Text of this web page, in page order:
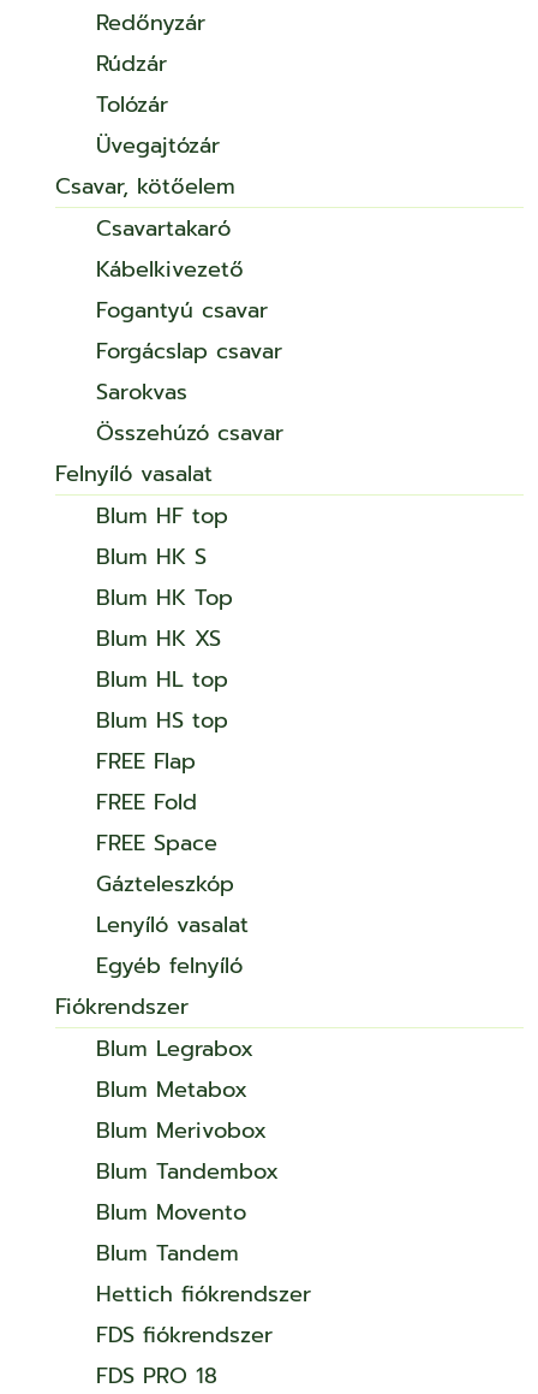
Redőnyzár
Rúdzár
Tolózár
Üvegajtózár
Csavar, kötőelem
Csavartakaró
Kábelkivezető
Fogantyú csavar
Forgácslap csavar
Sarokvas
Összehúzó csavar
Felnyíló vasalat
Blum HF top
Blum HK S
Blum HK Top
Blum HK XS
Blum HL top
Blum HS top
FREE Flap
FREE Fold
FREE Space
Gázteleszkóp
Lenyíló vasalat
Egyéb felnyíló
Fiókrendszer
Blum Legrabox
Blum Metabox
Blum Merivobox
Blum Tandembox
Blum Movento
Blum Tandem
Hettich fiókrendszer
FDS fiókrendszer
FDS PRO 18